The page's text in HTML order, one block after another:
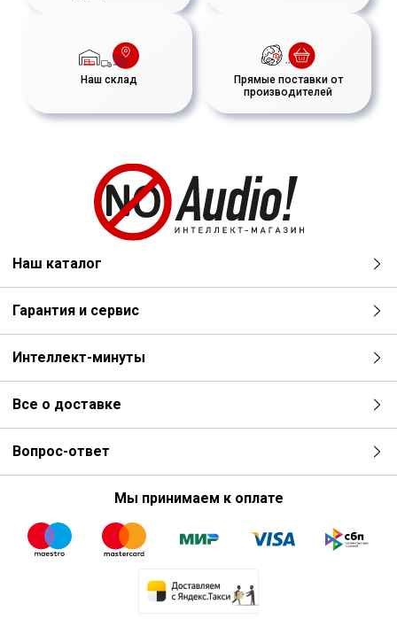
Наш склад
Прямые поставки от
производителей
Наш каталог
Гарантия и сервис
Интеллект-минуты
Все о доставке
Вопрос-ответ
Мы принимаем к оплате